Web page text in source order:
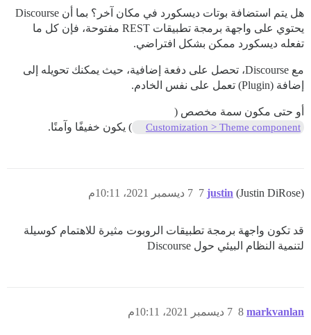
هل يتم استضافة بوتات ديسكورد في مكان آخر؟ بما أن Discourse
يحتوي على واجهة برمجة تطبيقات REST مفتوحة، فإن كل ما
تفعله ديسكورد ممكن بشكل افتراضي.
مع Discourse، تحصل على دفعة إضافية، حيث يمكنك تحويله إلى
إضافة (Plugin) تعمل على نفس الخادم.
أو حتى مكون سمة مخصص (
Customization > Theme component ) يكون خفيفًا وآمنًا.
justin (Justin DiRose) 7 ديسمبر 2021، 10:11م 7
قد تكون واجهة برمجة تطبيقات الروبوت مثيرة للاهتمام كوسيلة
لتنمية النظام البيئي حول Discourse
markvanlan 7 ديسمبر 2021، 10:11م 8